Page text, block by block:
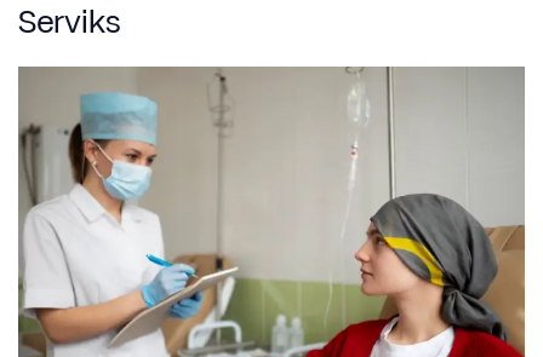
Serviks